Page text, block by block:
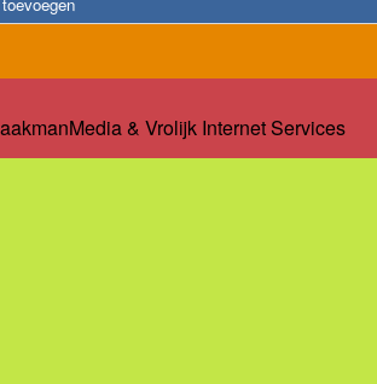
& Vrolijk Internet Services